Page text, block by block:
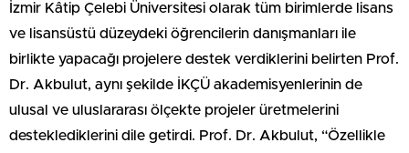
İzmir Kâtip Çelebi Üniversitesi olarak tüm birimlerde lisans
ve lisansüstü düzeydeki öğrencilerin danışmanları ile
birlikte yapacağı projelere destek verdiklerini belirten Prof.
Dr. Akbulut, aynı şekilde İKÇÜ akademisyenlerinin de
ulusal ve uluslararası ölçekte projeler üretmelerini
desteklediklerini dile getirdi. Prof. Dr. Akbulut, “Özellikle